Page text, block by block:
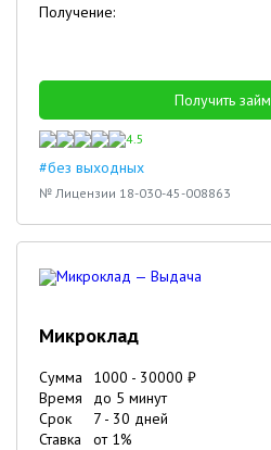
Получение:
Получить займ
4.5
#без выходных
№ Лицензии 18-030-45-008863
Микроклад
Сумма 1000 - 30000 ₽
Время
до 5 минут
Срок
7 - 30 дней
Ставка
от 1%